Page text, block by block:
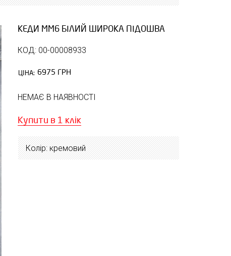
КЕДИ MM6 БІЛИЙ ШИРОКА ПІДОШВА
КОД: 00-00008933
ЦІНА: 6975 ГРН
НЕМАЄ В НАЯВНОСТІ
Купити в 1 клік
Колір: кремовий